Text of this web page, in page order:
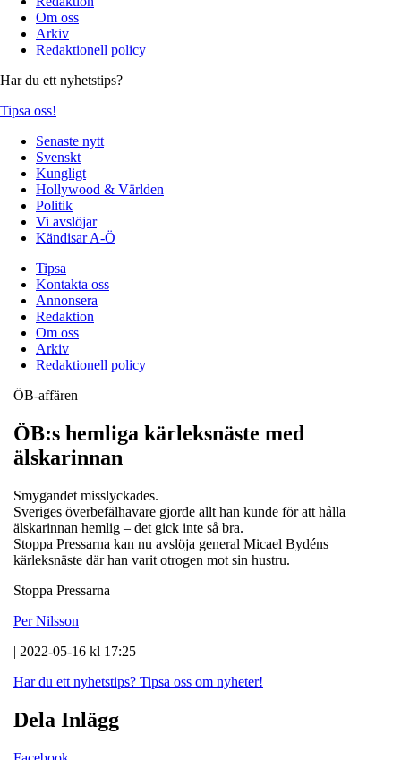
Om oss
Arkiv
Redaktionell policy
Har du ett nyhetstips?
Tipsa oss!
Senaste nytt
Svenskt
Kungligt
Hollywood & Världen
Politik
Vi avslöjar
Kändisar A-Ö
Tipsa
Kontakta oss
Annonsera
Redaktion
Om oss
Arkiv
Redaktionell policy
ÖB-affären
ÖB:s hemliga kärleksnäste med
älskarinnan
Smygandet misslyckades.
Sveriges överbefälhavare gjorde allt han kunde för att hålla
älskarinnan hemlig – det gick inte så bra.
Stoppa Pressarna kan nu avslöja general Micael Bydéns
kärleksnäste där han varit otrogen mot sin hustru.
Stoppa Pressarna
Per Nilsson
| 2022-05-16 kl 17:25 |
Har du ett nyhetstips? Tipsa oss om nyheter!
Dela Inlägg